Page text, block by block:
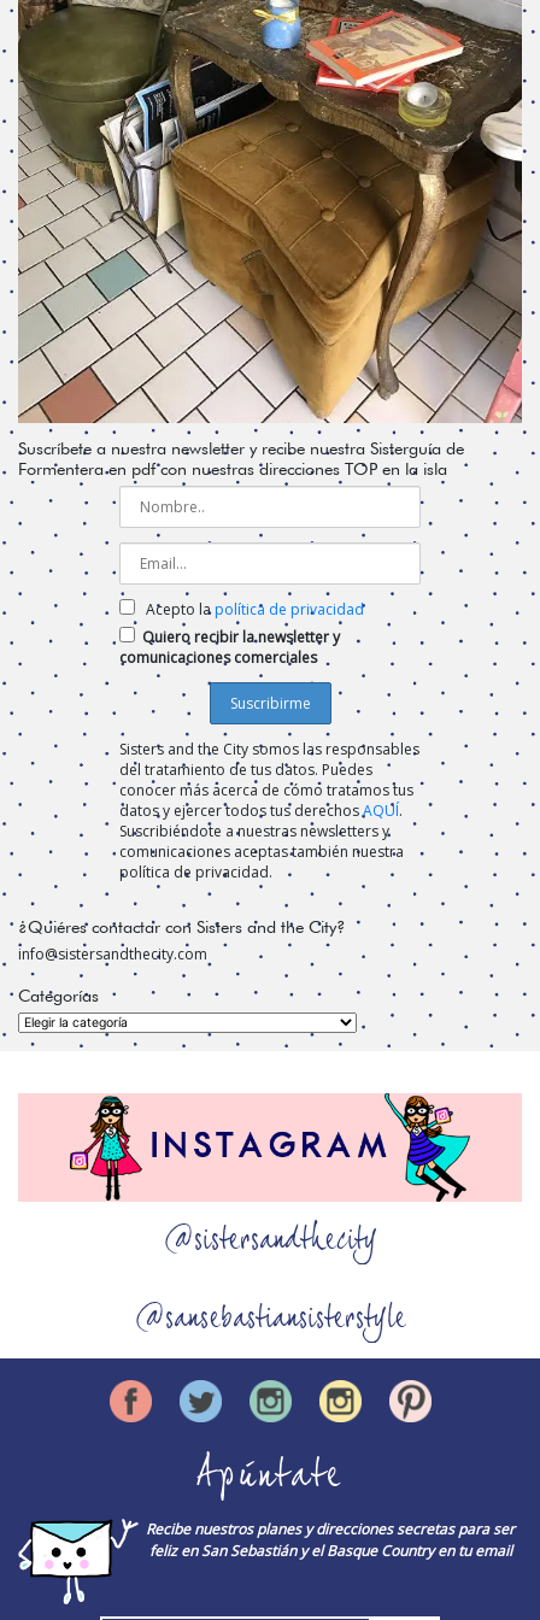
Suscríbete a nuestra newsletter y recibe nuestra Sisterguía de
Formentera en pdf con nuestras direcciones TOP en la isla
Acepto lapolítica de privacidad
Quiero recibir la newsletter y
comunicaciones comerciales
Sisters and the City somos las responsables
del tratamiento de tus datos. Puedes
conocer más acerca de cómo tratamos tus
datos y ejercer todos tus derechosAQUÍ.
Suscribiéndote a nuestras newsletters y
comunicaciones aceptas también nuestra
política de privacidad.
¿Quiéres contactar con Sisters and the City?
info@sistersandthecity.com
Categorías
Categorías
@sistersandthecity
@sansebastiansisterstyle
Apúntate
Recibe nuestros planes y direcciones secretas para ser
feliz en San Sebastián y el Basque Country en tu email